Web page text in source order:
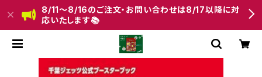
8/11〜8/16のご注文・お問い合わせは8/17以降に対
応いたします📚